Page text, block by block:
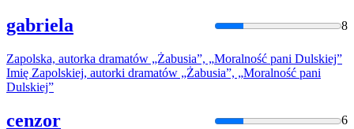
gabriela 8
Zapolska, autorka dramatów „Żabusia”, „Moralność pani Dulskiej”
Imię Zapolskiej, autorki dramatów „Żabusia”, „Moralność pani
Dulskiej”
cenzor 6